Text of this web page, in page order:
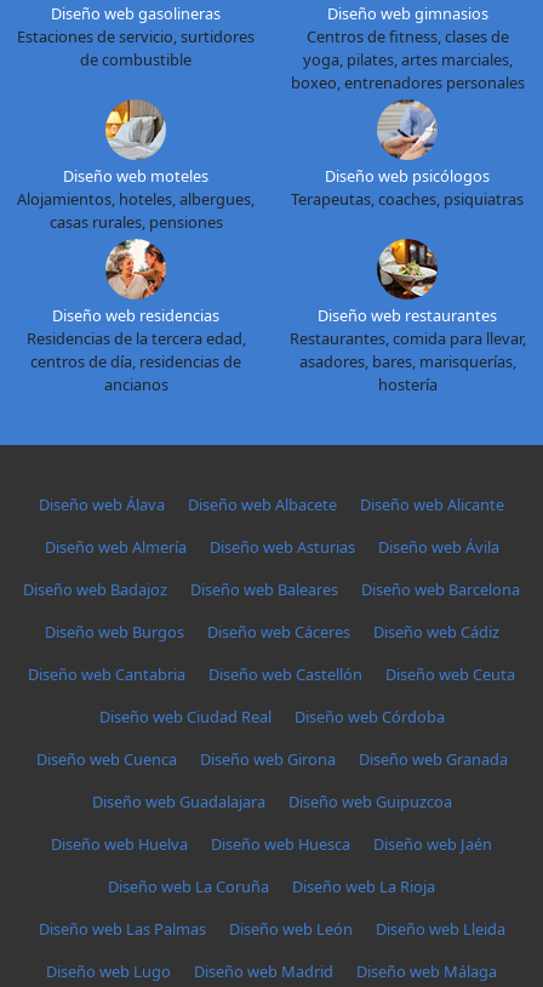
Diseño web gasolineras
Estaciones de servicio, surtidores
de combustible
Diseño web gimnasios
Centros de fitness, clases de
yoga, pilates, artes marciales,
boxeo, entrenadores personales
Diseño web moteles
Alojamientos, hoteles, albergues,
casas rurales, pensiones
Diseño web psicólogos
Terapeutas, coaches, psiquiatras
Diseño web residencias
Residencias de la tercera edad,
centros de día, residencias de
ancianos
Diseño web restaurantes
Restaurantes, comida para llevar,
asadores, bares, marisquerías,
hostería
Diseño web Álava Diseño web Albacete
Diseño web Alicante
Diseño web Almería
Diseño web Asturias
Diseño web Ávila
Diseño web Badajoz
Diseño web Baleares
Diseño web Barcelona
Diseño web Burgos
Diseño web Cáceres
Diseño web Cádiz
Diseño web Cantabria
Diseño web Castellón
Diseño web Ceuta
Diseño web Ciudad Real
Diseño web Córdoba
Diseño web Cuenca
Diseño web Girona
Diseño web Granada
Diseño web Guadalajara
Diseño web Guipuzcoa
Diseño web Huelva
Diseño web Huesca
Diseño web Jaén
Diseño web La Coruña
Diseño web La Rioja
Diseño web Las Palmas
Diseño web León
Diseño web Lleida
Diseño web Lugo
Diseño web Madrid
Diseño web Málaga